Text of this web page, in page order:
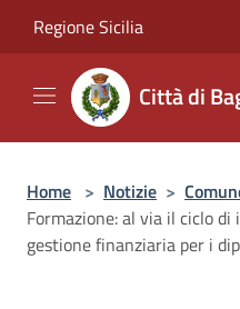
Regione Sicilia
Città di
Home > Notizie >
Formazione: al via il ciclo
gestione finanziaria per i